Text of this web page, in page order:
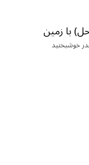
با زمین
خوشبختید